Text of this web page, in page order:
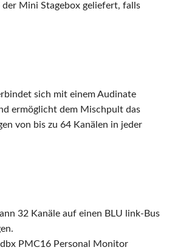
Mini Stagebox geliefert, falls
sich mit einem Audinate
ermöglicht dem Mischpult das
von bis zu 64 Kanälen in jeder
32 Kanäle auf einen BLU link-Bus
PMC16 Personal Monitor